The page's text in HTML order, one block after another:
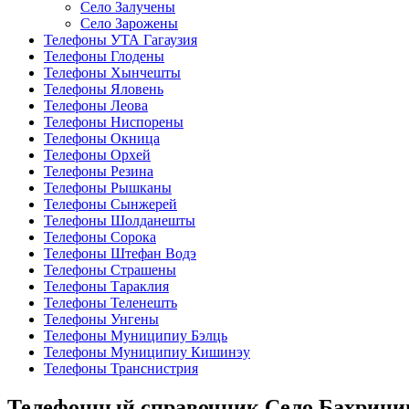
Село Залучены
Село Зарожены
Телефоны УТА Гагаузия
Телефоны Глодены
Телефоны Хынчешты
Телефоны Яловень
Телефоны Леова
Телефоны Ниспорены
Телефоны Окница
Телефоны Орхей
Телефоны Резина
Телефоны Рышканы
Телефоны Сынжерей
Телефоны Шолданешты
Телефоны Сорока
Телефоны Штефан Водэ
Телефоны Страшены
Телефоны Тараклия
Телефоны Теленешть
Телефоны Унгены
Телефоны Муниципиу Бэлць
Телефоны Муниципиу Кишинэу
Телефоны Транснистрия